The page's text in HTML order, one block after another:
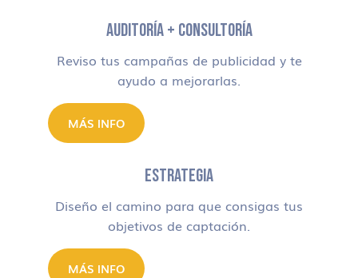
AUDITORÍA + CONSULTORÍA
Reviso tus campañas de publicidad y te
ayudo a mejorarlas.
MÁS INFO
ESTRATEGIA
Diseño el camino para que consigas tus
objetivos de captación.
MÁS INFO